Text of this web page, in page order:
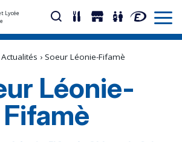
Actualités › Soeur Léonie-Fifamè
Léonie-
Fifamè